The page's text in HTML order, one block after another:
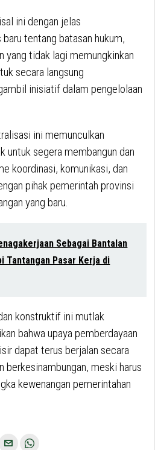
ini dengan jelas
tentang batasan hukum,
yang tidak lagi memungkinkan
secara langsung
inisiatif dalam pengelolaan
ini memunculkan
untuk segera membangun dan
koordinasi, komunikasi, dan
pihak pemerintah provinsi
yang baru.
Sebagai Bantalan
Tantangan Pasar Kerja di
konstruktif ini mutlak
bahwa upaya pemberdayaan
dapat terus berjalan secara
meski harus
kewenangan pemerintahan